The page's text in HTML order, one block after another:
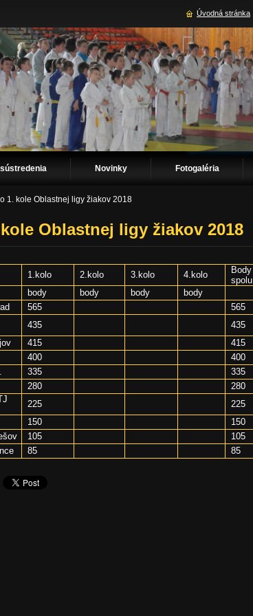
Novinky Fotogaléria
1. kole Oblastnej ligy žiakov 2018
Oblastnej ligy žiakov 2018
1.kolo 2.kolo 3.kolo 4.kolo
Body
spolu
body
body body
body
565
565
435
435
415
415
400
400
335
335
280
280
225
225
150
150
105
105
85 85
Úvodná stránka